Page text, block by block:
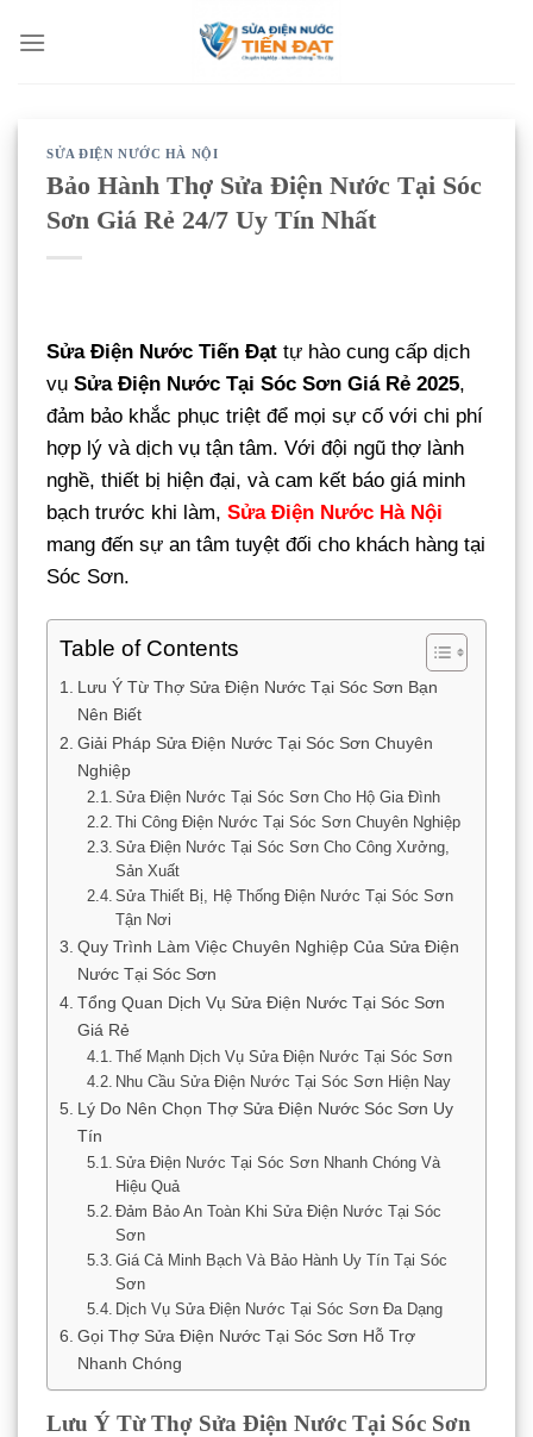
qua
SỬA ĐIỆN NƯỚC HÀ NỘI
Bảo Hành Thợ Sửa Điện Nước Tại Sóc
Sơn Giá Rẻ 24/7 Uy Tín Nhất
Sửa Điện Nước Tiến Đạt tự hào cung cấp dịch
vụ Sửa Điện Nước Tại Sóc Sơn Giá Rẻ 2025,
đảm bảo khắc phục triệt để mọi sự cố với chi phí
hợp lý và dịch vụ tận tâm. Với đội ngũ thợ lành
nghề, thiết bị hiện đại, và cam kết báo giá minh
bạch trước khi làm, Sửa Điện Nước Hà Nội
mang đến sự an tâm tuyệt đối cho khách hàng tại
Sóc Sơn.
Table of Contents
Lưu Ý Từ Thợ Sửa Điện Nước Tại Sóc Sơn Bạn
Nên Biết
Giải Pháp Sửa Điện Nước Tại Sóc Sơn Chuyên
Nghiệp
Sửa Điện Nước Tại Sóc Sơn Cho Hộ Gia Đình
Thi Công Điện Nước Tại Sóc Sơn Chuyên Nghiệp
Sửa Điện Nước Tại Sóc Sơn Cho Công Xưởng,
Sản Xuất
Sửa Thiết Bị, Hệ Thống Điện Nước Tại Sóc Sơn
Tận Nơi
Quy Trình Làm Việc Chuyên Nghiệp Của Sửa Điện
Nước Tại Sóc Sơn
Tổng Quan Dịch Vụ Sửa Điện Nước Tại Sóc Sơn
Giá Rẻ
Thế Mạnh Dịch Vụ Sửa Điện Nước Tại Sóc Sơn
Nhu Cầu Sửa Điện Nước Tại Sóc Sơn Hiện Nay
Lý Do Nên Chọn Thợ Sửa Điện Nước Sóc Sơn Uy
Tín
Sửa Điện Nước Tại Sóc Sơn Nhanh Chóng Và
Hiệu Quả
Đảm Bảo An Toàn Khi Sửa Điện Nước Tại Sóc
Sơn
Giá Cả Minh Bạch Và Bảo Hành Uy Tín Tại Sóc
Sơn
Dịch Vụ Sửa Điện Nước Tại Sóc Sơn Đa Dạng
Gọi Thợ Sửa Điện Nước Tại Sóc Sơn Hỗ Trợ
Nhanh Chóng
Lưu Ý Từ Thợ Sửa Điện Nước Tại Sóc Sơn